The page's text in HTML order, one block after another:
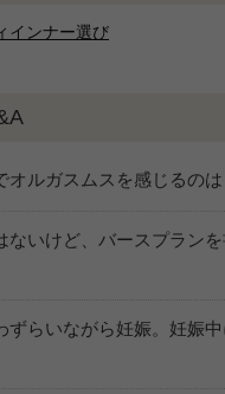
インナー選び
オルガスムスを感じるのは
ないけど、バースプラン
ずらいながら妊娠。妊娠